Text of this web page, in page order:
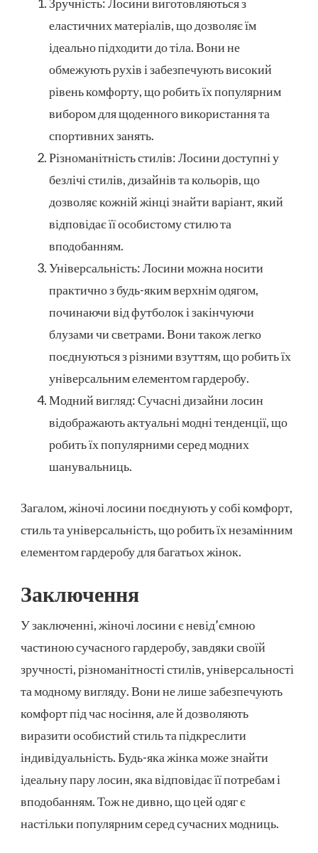
Зручність: Лосини виготовляються з
еластичних матеріалів, що дозволяє їм
ідеально підходити до тіла. Вони не
обмежують рухів і забезпечують високий
рівень комфорту, що робить їх популярним
вибором для щоденного використання та
спортивних занять.
Різноманітність стилів: Лосини доступні у
безлічі стилів, дизайнів та кольорів, що
дозволяє кожній жінці знайти варіант, який
відповідає її особистому стилю та
вподобанням.
Універсальність: Лосини можна носити
практично з будь-яким верхнім одягом,
починаючи від футболок і закінчуючи
блузами чи светрами. Вони також легко
поєднуються з різними взуттям, що робить їх
універсальним елементом гардеробу.
Модний вигляд: Сучасні дизайни лосин
відображають актуальні модні тенденції, що
робить їх популярними серед модних
шанувальниць.
Загалом, жіночі лосини поєднують у собі комфорт,
стиль та універсальність, що робить їх незамінним
елементом гардеробу для багатьох жінок.
Заключення
У заключенні, жіночі лосини є невід’ємною
частиною сучасного гардеробу, завдяки своїй
зручності, різноманітності стилів, універсальності
та модному вигляду. Вони не лише забезпечують
комфорт під час носіння, але й дозволяють
виразити особистий стиль та підкреслити
індивідуальність. Будь-яка жінка може знайти
ідеальну пару лосин, яка відповідає її потребам і
вподобанням. Тож не дивно, що цей одяг є
настільки популярним серед сучасних модниць.